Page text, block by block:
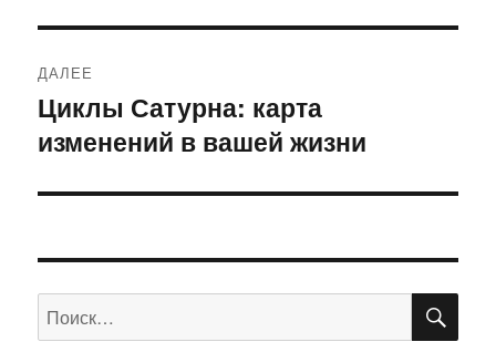
ДАЛЕЕ
Следующая
запись:
Циклы Сатурна: карта
изменений в вашей жизни
Искать: